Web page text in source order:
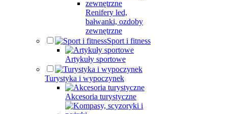
Renifery led,
bałwanki, ozdoby
zewnętrzne
Sport i fitness
Artykuły sportowe
Turystyka i wypoczynek
Akcesoria turystyczne